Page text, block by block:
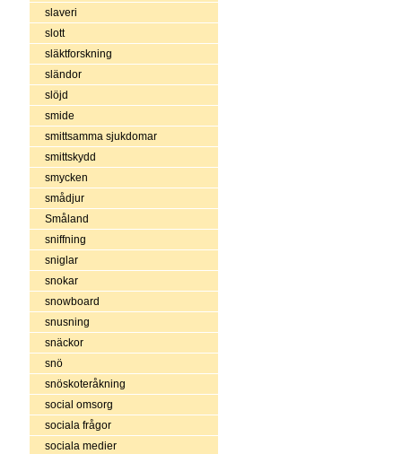
slaveri
slott
släktforskning
sländor
slöjd
smide
smittsamma sjukdomar
smittskydd
smycken
smådjur
Småland
sniffning
sniglar
snokar
snowboard
snusning
snäckor
snö
snöskoteråkning
social omsorg
sociala frågor
sociala medier